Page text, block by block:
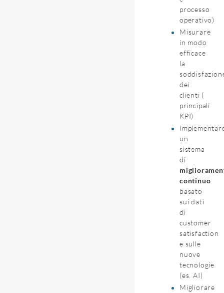
processo
operativo)
Misurare
in modo
efficace
la
dei
clienti (
principali
KPI)
un
sistema
di
continuo
basato
sui dati
di
customer
satisfaction
e sulle
nuove
tecnologie
(es. AI)
Migliorare